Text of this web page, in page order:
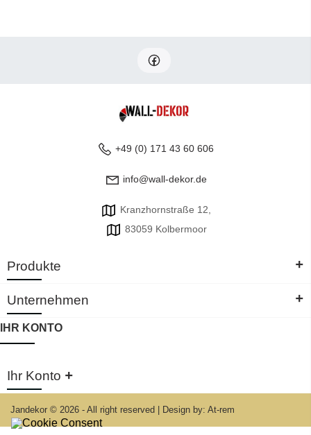
+49 (0) 171 43 60 606
info@wall-dekor.de
Kranzhornstraße 12,
83059 Kolbermoor
Produkte +
Unternehmen +
IHR KONTO
Ihr Konto +
Jandekor © 2026 - All right reserved Design by: At-rem